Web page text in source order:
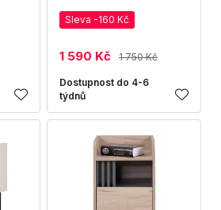
Sleva -160 Kč
1 590 Kč 1 750 Kč
Dostupnost do 4-6
týdnů